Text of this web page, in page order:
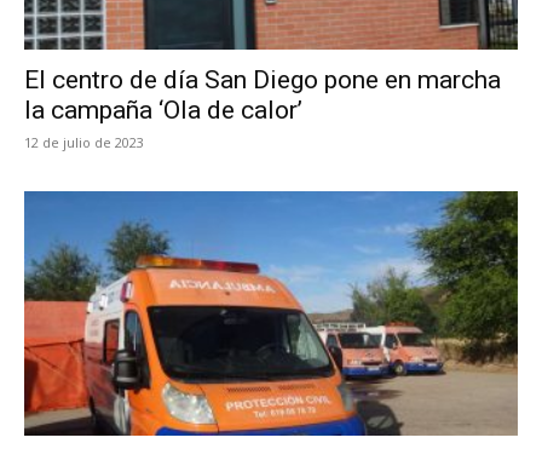
El centro de día San Diego pone en marcha
la campaña ‘Ola de calor’
12 de julio de 2023